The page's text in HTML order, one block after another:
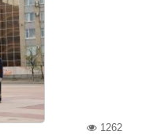
1262